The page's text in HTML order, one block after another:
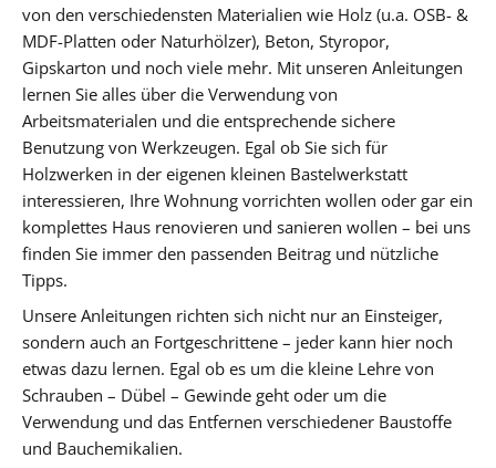
von den verschiedensten Materialien wie Holz (u.a. OSB- &
MDF-Platten oder Naturhölzer), Beton, Styropor,
Gipskarton und noch viele mehr. Mit unseren Anleitungen
lernen Sie alles über die Verwendung von
Arbeitsmaterialen und die entsprechende sichere
Benutzung von Werkzeugen. Egal ob Sie sich für
Holzwerken in der eigenen kleinen Bastelwerkstatt
interessieren, Ihre Wohnung vorrichten wollen oder gar ein
komplettes Haus renovieren und sanieren wollen – bei uns
finden Sie immer den passenden Beitrag und nützliche
Tipps.
Unsere Anleitungen richten sich nicht nur an Einsteiger,
sondern auch an Fortgeschrittene – jeder kann hier noch
etwas dazu lernen. Egal ob es um die kleine Lehre von
Schrauben – Dübel – Gewinde geht oder um die
Verwendung und das Entfernen verschiedener Baustoffe
und Bauchemikalien.